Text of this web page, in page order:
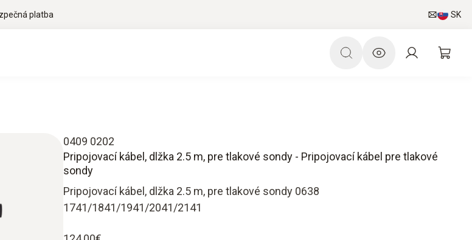
platba SK
0409 0202
Pripojovací kábel, dlžka 2.5 m, pre tlakové sondy - Pripojovací kábel pre tlakové
sondy
Pripojovací kábel, dlžka 2.5 m, pre tlakové sondy 0638
1741/1841/1941/2041/2141